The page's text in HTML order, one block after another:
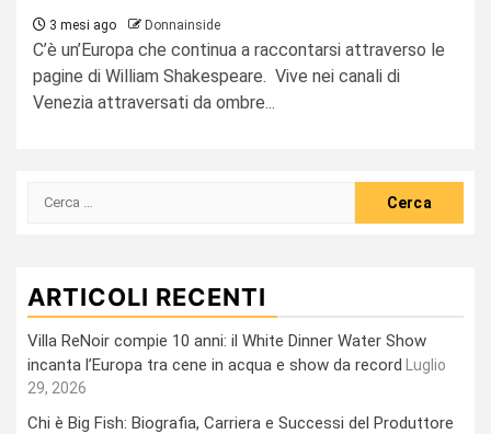
3 mesi ago Donnainside
C’è un’Europa che continua a raccontarsi attraverso le
pagine di William Shakespeare. Vive nei canali di
Venezia attraversati da ombre...
Ricerca
ARTICOLI RECENTI
Villa ReNoir compie 10 anni: il White Dinner Water Show
incanta l’Europa tra cene in acqua e show da record
Luglio
29, 2026
Chi è Big Fish: Biografia, Carriera e Successi del Produttore